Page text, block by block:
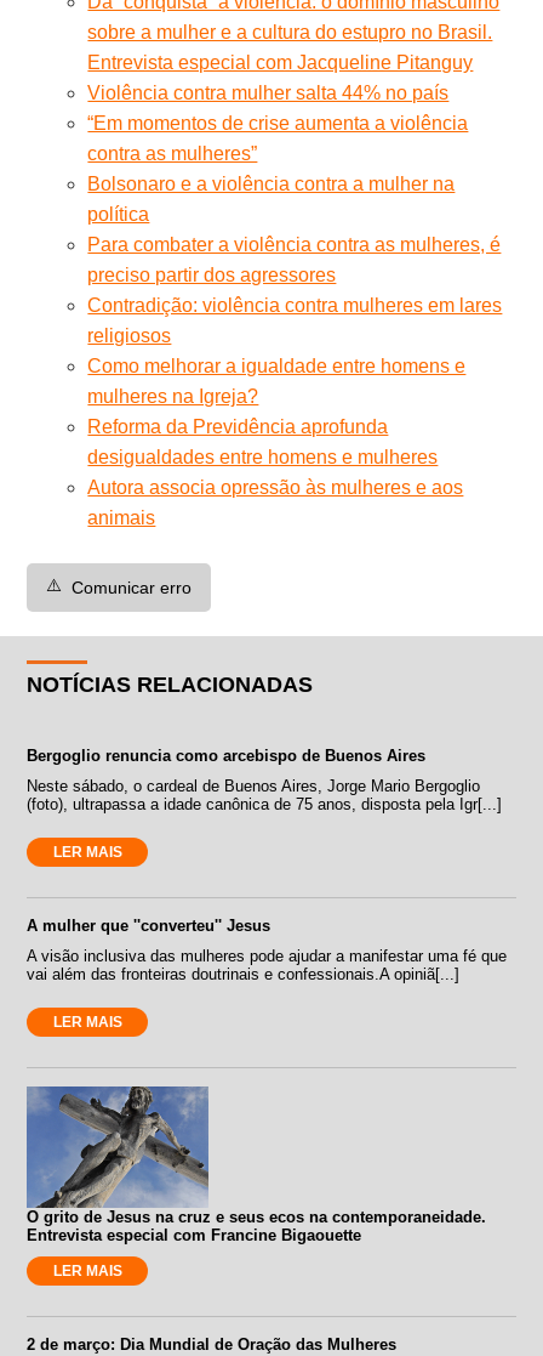
sobre a mulher e a cultura do estupro no Brasil.
Entrevista especial com Jacqueline Pitanguy
Violência contra mulher salta 44% no país
“Em momentos de crise aumenta a violência
contra as mulheres”
Bolsonaro e a violência contra a mulher na
política
Para combater a violência contra as mulheres, é
preciso partir dos agressores
Contradição: violência contra mulheres em lares
religiosos
Como melhorar a igualdade entre homens e
mulheres na Igreja?
Reforma da Previdência aprofunda
desigualdades entre homens e mulheres
Autora associa opressão às mulheres e aos
animais
⚠️ Comunicar erro
NOTÍCIAS RELACIONADAS
Bergoglio renuncia como arcebispo de Buenos Aires
Neste sábado, o cardeal de Buenos Aires, Jorge Mario Bergoglio
(foto), ultrapassa a idade canônica de 75 anos, disposta pela Igr[...]
LER MAIS
A mulher que ''converteu'' Jesus
A visão inclusiva das mulheres pode ajudar a manifestar uma fé que
vai além das fronteiras doutrinais e confessionais.A opiniã[...]
LER MAIS
O grito de Jesus na cruz e seus ecos na contemporaneidade.
Entrevista especial com Francine Bigaouette
LER MAIS
2 de março: Dia Mundial de Oração das Mulheres